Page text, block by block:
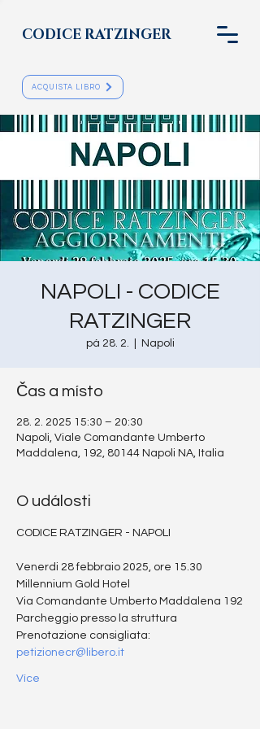
CODICE RATZINGER
ACQUISTA LIBRO
NAPOLI - CODICE
RATZINGER
pá 28. 2. Napoli
Čas a místo
28. 2. 2025 15:30 – 20:30
Napoli, Viale Comandante Umberto
Maddalena, 192, 80144 Napoli NA, Italia
O události
CODICE RATZINGER - NAPOLI
Venerdi 28 febbraio 2025, ore 15.30
Millennium Gold Hotel
Via Comandante Umberto Maddalena 192
Parcheggio presso la struttura
Prenotazione consigliata:
petizionecr@libero.it
Více